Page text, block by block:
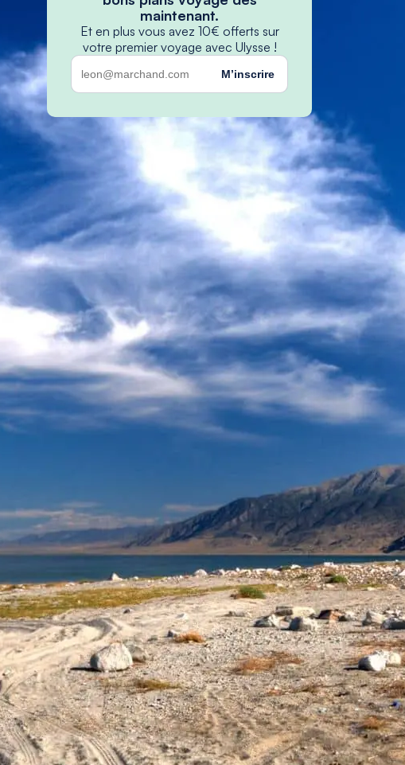
maintenant.
Et en plus vous avez 10€ offerts sur
votre premier voyage avec Ulysse !
M’inscrire